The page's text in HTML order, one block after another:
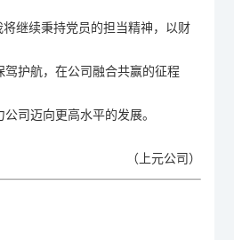
继续秉持党员的担当精神，以财
驾护航，在公司融合共赢的征程
司迈向更高水平的发展。
（ 上元公司 ）